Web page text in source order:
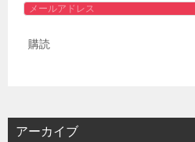
メ
ル
ス
購読
アーカイブ